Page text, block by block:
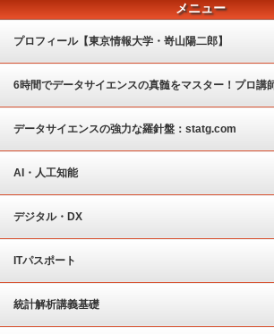
メニュー
プロフィール【東京情報大学・嵜山陽二郎】
6時間でデータサイエンスの真髄をマスター！プロ講
ート
データサイエンスの強力な羅針盤：statg.com
AI・人工知能
デジタル・DX
ITパスポート
統計解析講義基礎